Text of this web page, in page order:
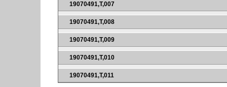
19070491,T,007
19070491,T,008
19070491,T,009
19070491,T,010
19070491,T,011